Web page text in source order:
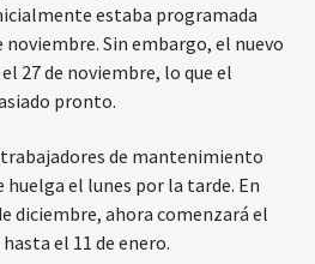
estaba programada
noviembre. Sin embargo, el nuevo
27 de noviembre, lo que el
pronto.
de mantenimiento
huelga el lunes por la tarde. En
diciembre, ahora comenzará el
el 11 de enero.